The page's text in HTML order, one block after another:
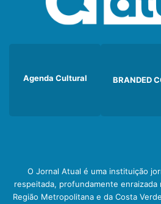
Agenda Cultural BRANDED
O Jornal Atual é uma instituição
respeitada, profundamente enraizada
Região Metropolitana e da Costa